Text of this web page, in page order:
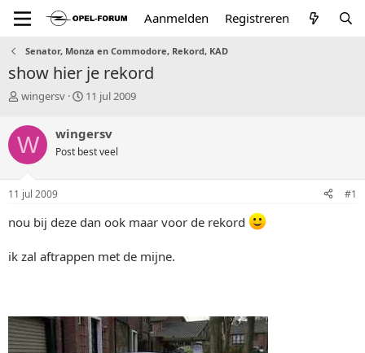
Aanmelden Registreren
Senator, Monza en Commodore, Rekord, KAD
show hier je rekord
T
p
i
c
s
a
t
r
wingersv
S
r
t
a
m
11 jul 2009
W wingersv
Post best veel
11 jul 2009 #1
nou bij deze dan ook maar voor de rekord
ik zal aftrappen met de mijne.